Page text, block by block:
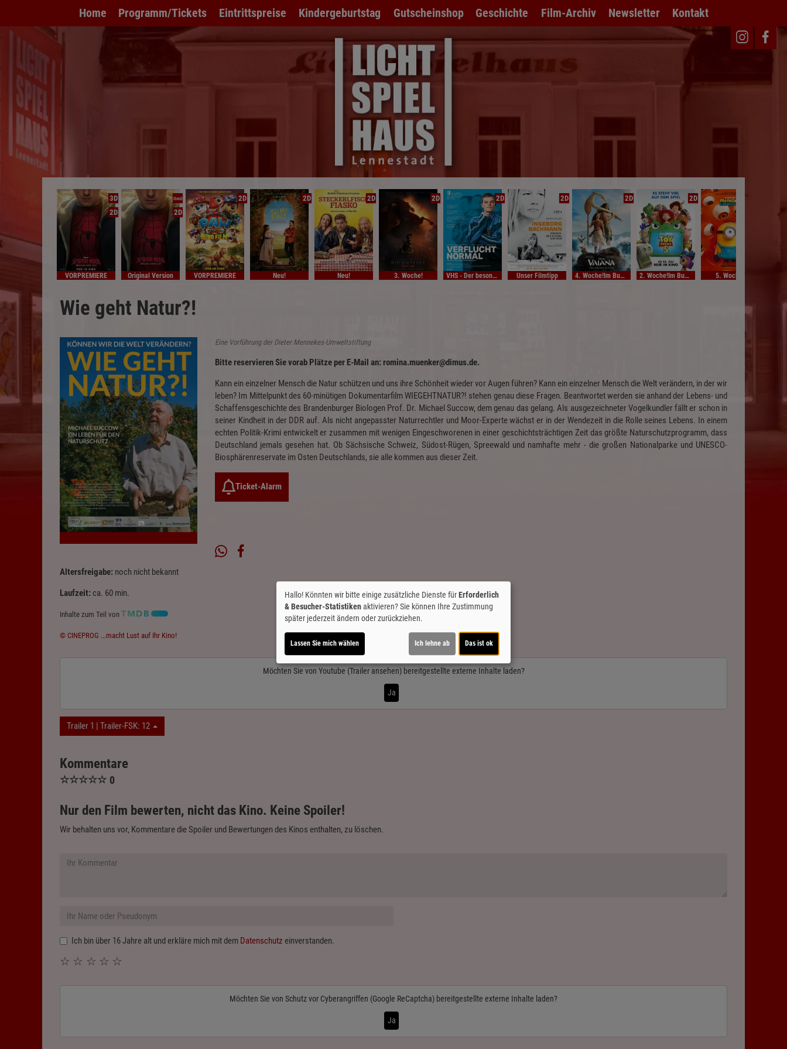
Home Programm/Tickets Eintrittspreise Kindergeburtstag Gutscheinshop Geschichte Film-Archiv Newsletter Kontakt
3D
2D
VORPREMIERE
OmU
2D
Original Version
2D
VORPREMIERE
2D
Neu!
2D
Neu!
2D
3. Woche!
2D
VHS - Der besondere Film
2D
Unser Filmtipp
2D
4. Woche!Im Bundesstart
2D
2. Woche!Im Bundesstart 5. Woche!
Wie geht Natur?!
Eine Vorführung der Dieter Mennekes-Umweltstiftung
Bitte reservieren Sie vorab Plätze per E-Mail an: romina.muenker@dimus.de.
Kann ein einzelner Mensch die Natur schützen und uns ihre Schönheit wieder vor Augen führen? Kann ein einzelner Mensch die Welt verändern, in der wir
leben? Im Mittelpunkt des 60-minütigen Dokumentarfilm WIEGEHTNATUR?! stehen genau diese Fragen. Beantwortet werden sie anhand der Lebens- und
Schaffensgeschichte des Brandenburger Biologen Prof. Dr. Michael Succow, dem genau das gelang. Als ausgezeichneter Vogelkundler fällt er schon in
seiner Kindheit in der DDR auf. Als nicht angepasster Naturrechtler und Moor-Experte wächst er in der Wendezeit in die Rolle seines Lebens. In einem
echten Politik-Krimi entwickelt er zusammen mit wenigen Eingeschworenen in einer geschichtsträchtigen Zeit das größte Naturschutzprogramm, dass
Deutschland jemals gesehen hat. Ob Sächsische Schweiz, Südost-Rügen, Spreewald und namhafte mehr - die großen Nationalparke und UNESCO-
Biosphärenreservate im Osten Deutschlands, sie alle kommen aus dieser Zeit.
Ticket-Alarm
Altersfreigabe: noch nicht bekannt
Laufzeit: ca. 60 min.
Inhalte zum Teil von
© CINEPROG ...macht Lust auf Ihr Kino!
Möchten Sie von Youtube (Trailer ansehen)bereitgestellte externe Inhalte laden?
Ja
Trailer 1 | Trailer-FSK: 12
Kommentare
☆☆☆☆☆ 0
Nur den Film bewerten, nicht das Kino. Keine Spoiler!
Wir behalten uns vor, Kommentare die Spoiler und Bewertungen des Kinos enthalten, zu löschen.
Ich bin über 16 Jahre alt und erkläre mich mit dem Datenschutz einverstanden.
☆
☆
☆
☆
☆
Möchten Sie von Schutz vor Cyberangriffen (Google ReCaptcha) bereitgestellte externe Inhalte laden?
Ja
Hallo! Könnten wir bitte einige zusätzliche Dienste fürErforderlich
& Besucher-Statistikenaktivieren? Sie können Ihre Zustimmung
später jederzeit ändern oder zurückziehen.
Lassen Sie mich wählen Ich lehne ab Das ist ok